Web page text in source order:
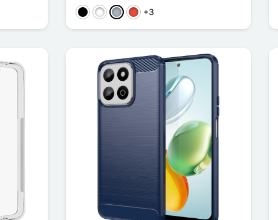
PretoBrancoCinzento
Vermelho
+3